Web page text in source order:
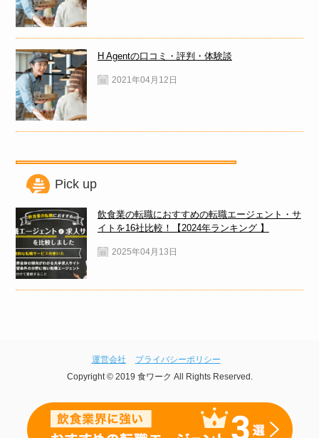
H Agentの口コミ・評判・体験談
2021年04月12日
Pick up
飲食業の転職におすすめの転職エージェント・サ
イトを16社比較！【2024年ランキング 】
2025年04月13日
運営会社
プライバシーポリシー
Copyright © 2019 食ワーク All Rights Reserved.